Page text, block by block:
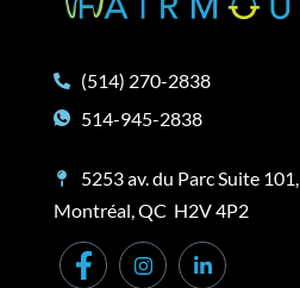
(514) 270-2838
514-945-2838
5253 av. du Parc Suite 101,
Montréal, QC H2V 4P2